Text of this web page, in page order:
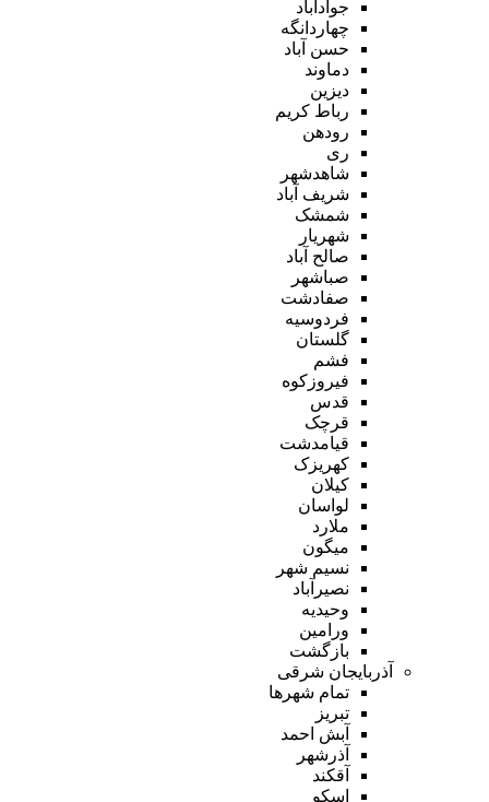
جوادآباد
چهاردانگه
حسن آباد
دماوند
دیزین
رباط کریم
رودهن
ری
شاهدشهر
شریف آباد
شمشک
شهریار
صالح آباد
صباشهر
صفادشت
فردوسیه
گلستان
فشم
فیروزکوه
قدس
قرچک
قیامدشت
کهریزک
کیلان
لواسان
ملارد
میگون
نسیم شهر
نصیرآباد
وحیدیه
ورامین
بازگشت
آذربایجان شرقی
تمام شهر‌ها
تبریز
آبش احمد
آذرشهر
آقکند
اسکو